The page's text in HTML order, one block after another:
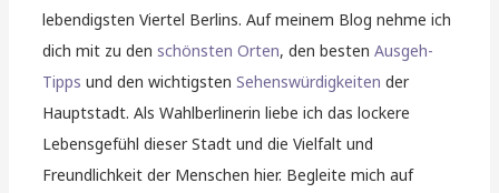
lebendigsten Viertel Berlins. Auf meinem Blog nehme ich
dich mit zu denschönsten Orten, den bestenAusgeh-
Tipps und den wichtigstenSehenswürdigkeiten der
Hauptstadt. Als Wahlberlinerin liebe ich das lockere
Lebensgefühl dieser Stadt und die Vielfalt und
Freundlichkeit der Menschen hier. Begleite mich auf